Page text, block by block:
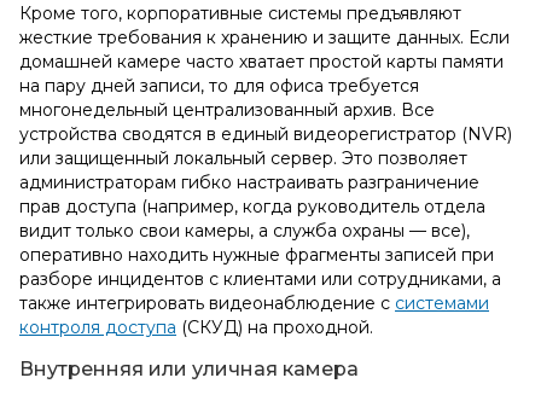
Кроме того, корпоративные системы предъявляют
жесткие требования к хранению и защите данных. Если
домашней камере часто хватает простой карты памяти
на пару дней записи, то для офиса требуется
многонедельный централизованный архив. Все
устройства сводятся в единый видеорегистратор (NVR)
или защищенный локальный сервер. Это позволяет
администраторам гибко настраивать разграничение
прав доступа (например, когда руководитель отдела
видит только свои камеры, а служба охраны — все),
оперативно находить нужные фрагменты записей при
разборе инцидентов с клиентами или сотрудниками, а
также интегрировать видеонаблюдение с системами
контроля доступа (СКУД) на проходной.
Внутренняя или уличная камера